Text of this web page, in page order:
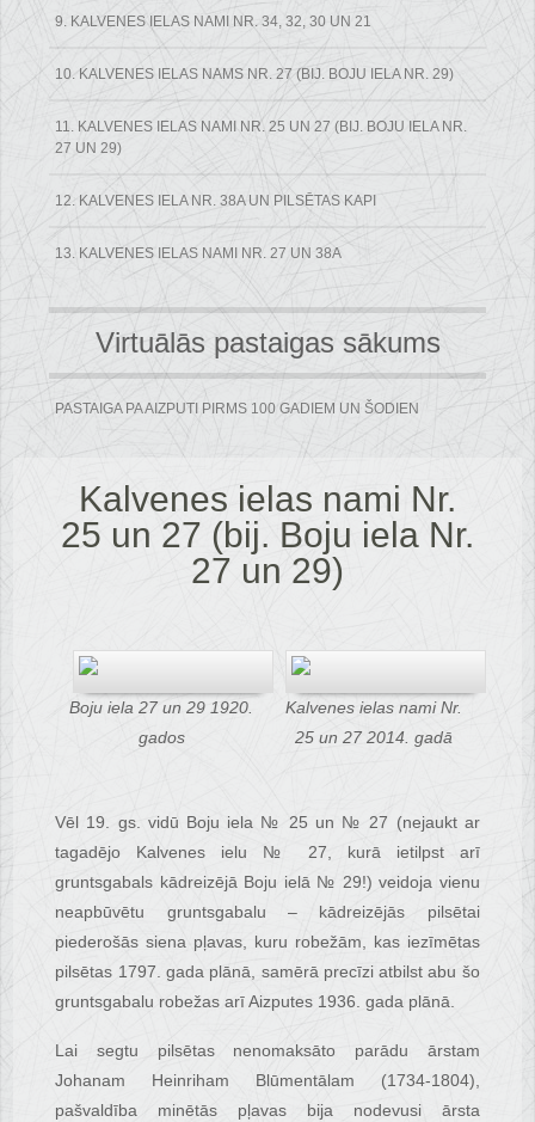
9. KALVENES IELAS NAMI NR. 34, 32, 30 UN 21
10. KALVENES IELAS NAMS NR. 27 (BIJ. BOJU IELA NR. 29)
11. KALVENES IELAS NAMI NR. 25 UN 27 (BIJ. BOJU IELA NR.
27 UN 29)
12. KALVENES IELA NR. 38A UN PILSĒTAS KAPI
13. KALVENES IELAS NAMI NR. 27 UN 38A
Virtuālās pastaigas sākums
PASTAIGA PA AIZPUTI PIRMS 100 GADIEM UN ŠODIEN
Kalvenes ielas nami Nr.
25 un 27 (bij. Boju iela Nr.
27 un 29)
Boju iela 27 un 29 1920.
gados
Kalvenes ielas nami Nr.
25 un 27 2014. gadā
Vēl 19. gs. vidū Boju iela № 25 un № 27 (nejaukt ar
tagadējo Kalvenes ielu № 27, kurā ietilpst arī
gruntsgabals kādreizējā Boju ielā № 29!) veidoja vienu
neapbūvētu gruntsgabalu – kādreizējās pilsētai
piederošās siena pļavas, kuru robežām, kas iezīmētas
pilsētas 1797. gada plānā, samērā precīzi atbilst abu šo
gruntsgabalu robežas arī Aizputes 1936. gada plānā.
Lai segtu pilsētas nenomaksāto parādu ārstam
Johanam Heinriham Blūmentālam (1734-1804),
pašvaldība minētās pļavas bija nodevusi ārsta